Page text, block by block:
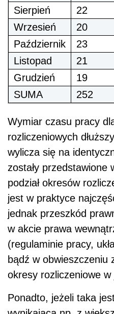
Sierpień
22
Wrzesień
20
Październik
23
Listopad
21
Grudzień
19
SUMA
252
Wymiar czasu pracy
rozliczeniowych
wylicza się na
zostały przedstawione
podział okresów
jest w praktyce
jednak przeszkód
w akcie prawa
(regulaminie pracy,
bądź w obwieszczeniu
okresy rozliczeniowe
Ponadto, jeżeli taka